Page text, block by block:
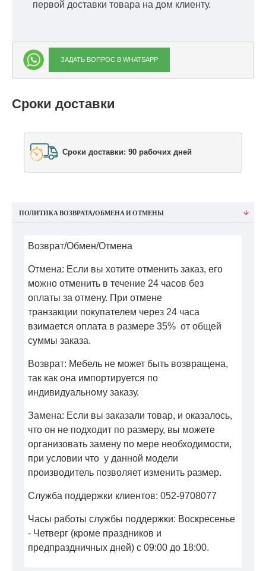
первой доставки товара на дом клиенту.
ЗАДАТЬ ВОПРОС В WHATSAPP
Сроки доставки
Сроки доставки: 90 рабочих дней
ПОЛИТИКА ВОЗВРАТА/ОБМЕНА И ОТМЕНЫ
Возврат/Обмен/Отмена
Отмена: Если вы хотите отменить заказ, его
можно отменить в течение 24 часов без
оплаты за отмену. При отмене
транзакции покупателем через 24 часа
взимается оплата в размере 35% от общей
суммы заказа.
Возврат: Мебель не может быть возвращена,
так как она импортируется по
индивидуальному заказу.
Замена: Если вы заказали товар, и оказалось,
что он не подходит по размеру, вы можете
организовать замену по мере необходимости,
при условии что у данной модели
производитель позволяет изменить размер.
Служба поддержки клиентов: 052-9708077
Часы работы службы поддержки: Воскресенье
- Четверг (кроме праздников и
предпраздничных дней) с 09:00 до 18:00.